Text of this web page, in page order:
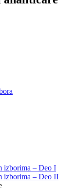
izborima – Deo I
izborima – Deo II